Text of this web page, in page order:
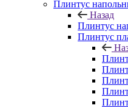
Плинтус
Назад
Плинтус
Плинтус